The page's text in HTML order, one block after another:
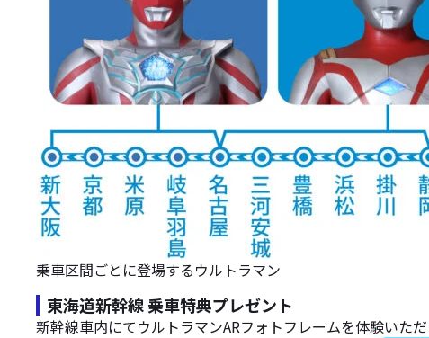
乗車区間ごとに登場するウルトラマン
東海道新幹線 乗車特典プレゼント
新幹線車内にてウルトラマンARフォトフレームを体験いた